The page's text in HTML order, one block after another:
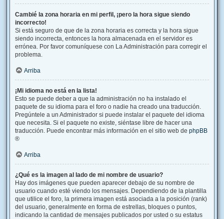
Cambié la zona horaria en mi perfil, ¡pero la hora sigue siendo
incorrecto!
Si está seguro de que de la zona horaria es correcta y la hora sigue
siendo incorrecta, entonces la hora almacenada en el servidor es
errónea. Por favor comuníquese con La Administración para corregir el
problema.
Arriba
¡Mi idioma no está en la lista!
Esto se puede deber a que la administración no ha instalado el
paquete de su idioma para el foro o nadie ha creado una traducción.
Pregúntele a un Administrador si puede instalar el paquete del idioma
que necesita. Si el paquete no existe, siéntase libre de hacer una
traducción. Puede encontrar más información en el sitio web de phpBB
®
Arriba
¿Qué es la imagen al lado de mi nombre de usuario?
Hay dos imágenes que pueden aparecer debajo de su nombre de
usuario cuando esté viendo los mensajes. Dependiendo de la plantilla
que utilice el foro, la primera imagen está asociada a la posición (rank)
del usuario, generalmente en forma de estrellas, bloques o puntos,
indicando la cantidad de mensajes publicados por usted o su estatus